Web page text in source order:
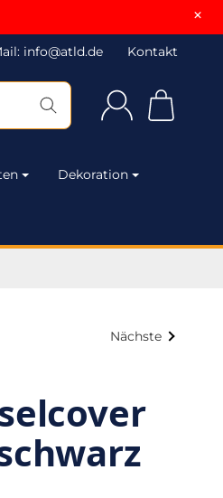
×
info@atld.de Kontakt
Dekoration
Nächste